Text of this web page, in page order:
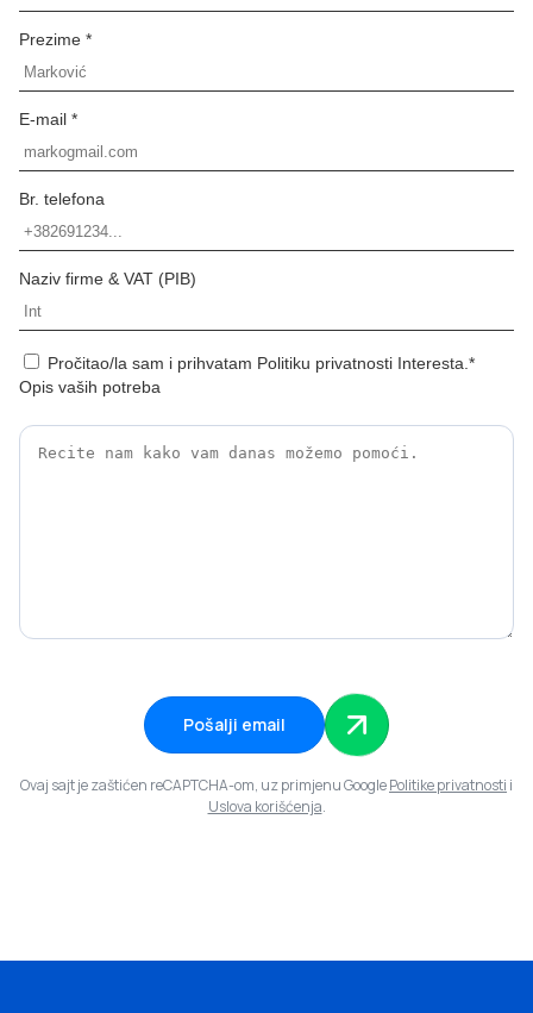
Prezime *
E-mail *
Br. telefona
Naziv firme & VAT (PIB)
Pročitao/la sam i prihvatam Politiku privatnosti Interesta.*
Opis vaših potreba
Pošalji email
Ovaj sajt je zaštićen reCAPTCHA-om, uz primjenu GooglePolitike privatnosti i
Uslova korišćenja.